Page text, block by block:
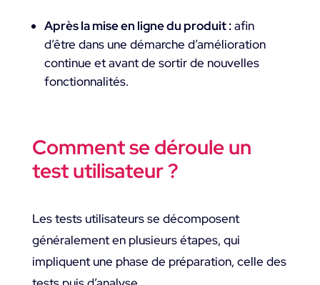
Après la mise en ligne du produit :afin
d’être dans une démarche d’amélioration
continue et avant de sortir de nouvelles
fonctionnalités.
Comment se déroule un
test utilisateur ?
Les tests utilisateurs se décomposent
généralement en plusieurs étapes, qui
impliquent une phase de préparation, celle des